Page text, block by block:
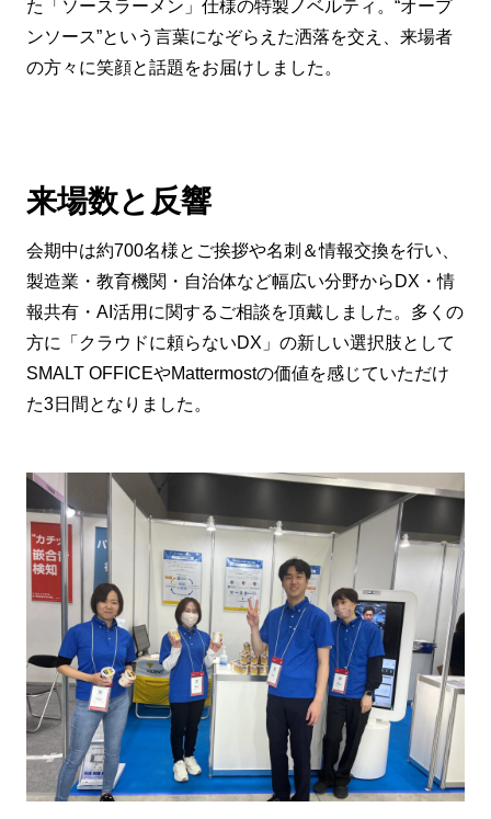
た「ソースラーメン」仕様の特製ノベルティ。“オープ
ンソース”という言葉になぞらえた洒落を交え、来場者
の方々に笑顔と話題をお届けしました。
来場数と反響
会期中は約700名様とご挨拶や名刺＆情報交換を行い、
製造業・教育機関・自治体など幅広い分野からDX・情
報共有・AI活用に関するご相談を頂戴しました。多くの
方に「クラウドに頼らないDX」の新しい選択肢として
SMALT OFFICEやMattermostの価値を感じていただけ
た3日間となりました。